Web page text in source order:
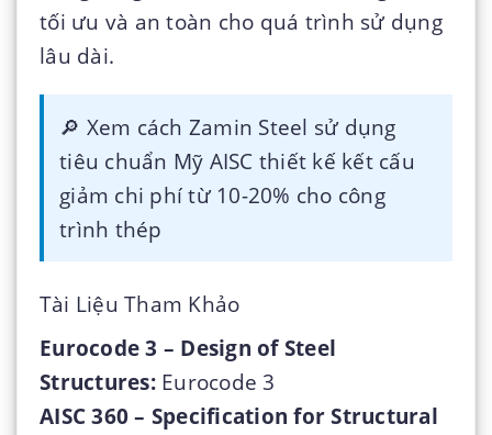
tối ưu và an toàn cho quá trình sử dụng
lâu dài.
🔎 Xem cách Zamin Steel sử dụng
tiêu chuẩn Mỹ AISC thiết kế kết cấu
giảm chi phí từ 10-20% cho công
trình thép
Tài Liệu Tham Khảo
Eurocode 3 – Design of Steel
Structures:Eurocode 3
AISC 360 – Specification for Structural